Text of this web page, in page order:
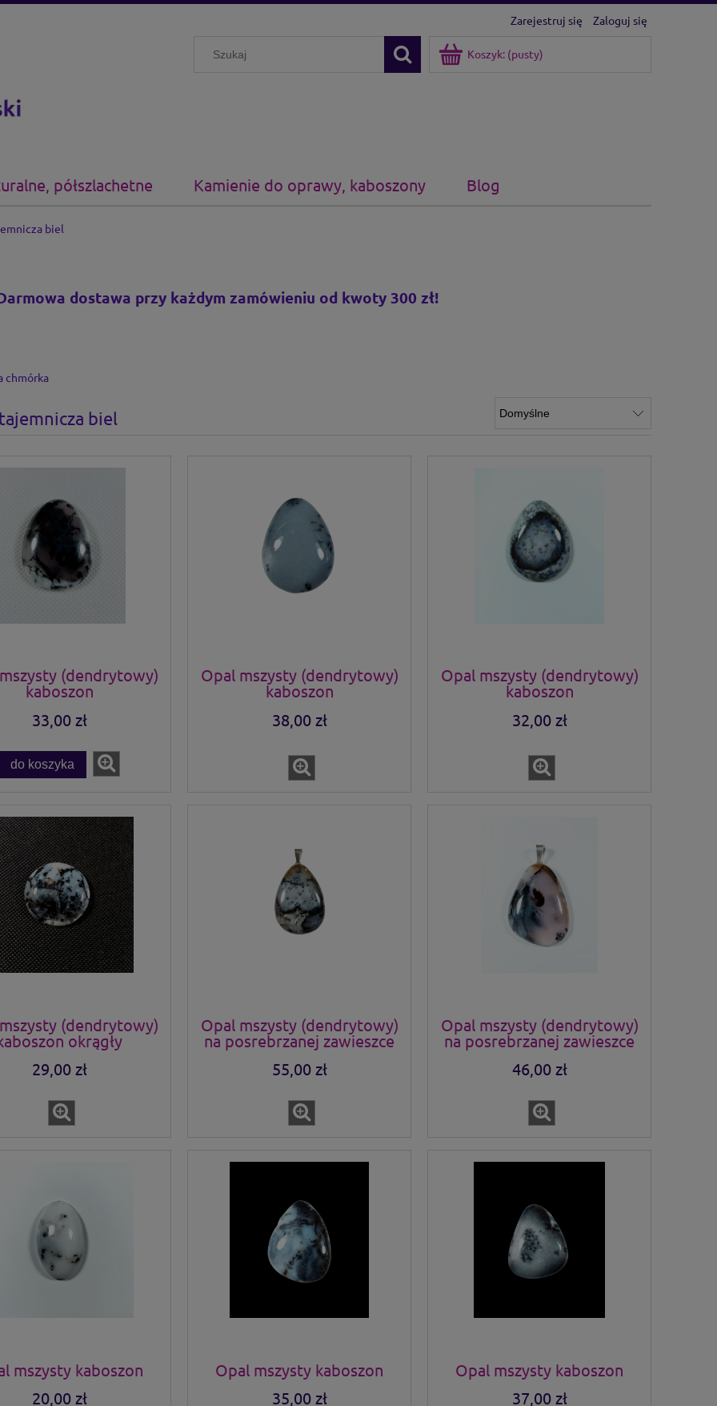
Zarejestruj się Zaloguj się
Koszyk: (pusty)
półszlachetne Kamienie do oprawy, kaboszony Blog
biel
dostawa przy każdym zamówieniu od kwoty 300 zł!
chmórka
biel
(dendrytowy)
kaboszon
33,00 zł
do koszyka
Opal mszysty (dendrytowy)
kaboszon
38,00 zł
Opal mszysty (dendrytowy)
kaboszon
32,00 zł
(dendrytowy)
okrągły
29,00 zł
Opal mszysty (dendrytowy)
na posrebrzanej zawieszce
55,00 zł
Opal mszysty (dendrytowy)
na posrebrzanej zawieszce
46,00 zł
mszysty kaboszon
20,00 zł
Opal mszysty kaboszon
35,00 zł
Opal mszysty kaboszon
37,00 zł